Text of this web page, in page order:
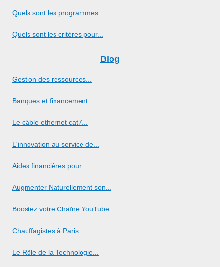
Quels sont les programmes...
Quels sont les critères pour...
Blog
Gestion des ressources...
Banques et financement...
Le câble ethernet cat7...
L'innovation au service de...
Aides financières pour...
Augmenter Naturellement son...
Boostez votre Chaîne YouTube...
Chauffagistes à Paris :...
Le Rôle de la Technologie...